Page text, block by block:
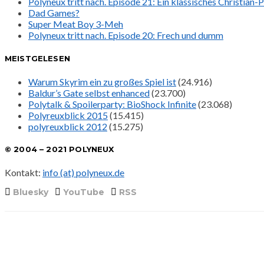
Dad Games?
Super Meat Boy 3-Meh
Polyneux tritt nach. Episode 20: Frech und dumm
MEISTGELESEN
Warum Skyrim ein zu großes Spiel ist(24.916)
Baldur’s Gate selbst enhanced(23.700)
Polytalk & Spoilerparty: BioShock Infinite(23.068)
Polyreuxblick 2015(15.415)
polyreuxblick 2012 (15.275)
© 2004 – 2021 POLYNEUX
Kontakt: info (at) polyneux.de
Bluesky YouTube RSS